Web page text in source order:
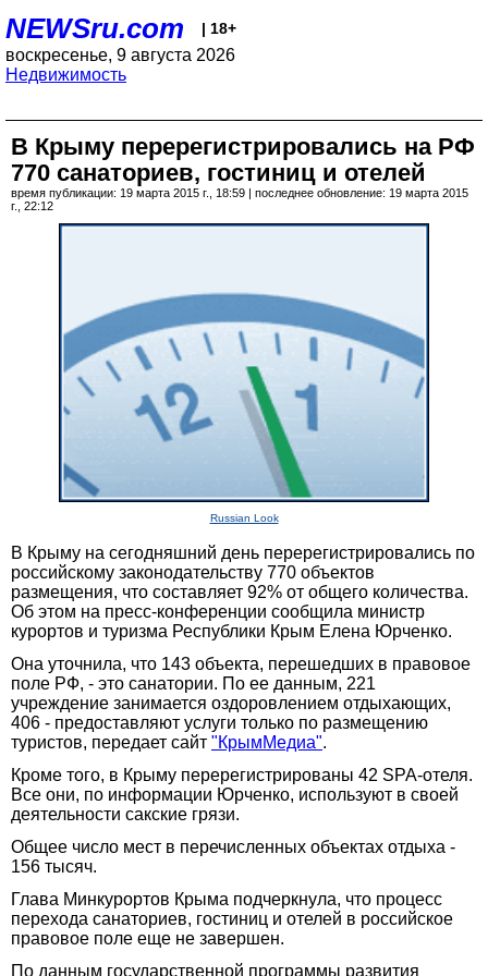
NEWSru.com | 18+
воскресенье, 9 августа 2026
Недвижимость
В Крыму перерегистрировались на РФ
770 санаториев, гостиниц и отелей
время публикации: 19 марта 2015 г., 18:59 | последнее обновление: 19 марта 2015
г., 22:12
Russian Look
В Крыму на сегодняшний день перерегистрировались по
российскому законодательству 770 объектов
размещения, что составляет 92% от общего количества.
Об этом на пресс-конференции сообщила министр
курортов и туризма Республики Крым Елена Юрченко.
Она уточнила, что 143 объекта, перешедших в правовое
поле РФ, - это санатории. По ее данным, 221
учреждение занимается оздоровлением отдыхающих,
406 - предоставляют услуги только по размещению
туристов, передает сайт "КрымМедиа".
Кроме того, в Крыму перерегистрированы 42 SPA-отеля.
Все они, по информации Юрченко, используют в своей
деятельности сакские грязи.
Общее число мест в перечисленных объектах отдыха -
156 тысяч.
Глава Минкурортов Крыма подчеркнула, что процесс
перехода санаториев, гостиниц и отелей в российское
правовое поле еще не завершен.
По данным государственной программы развития